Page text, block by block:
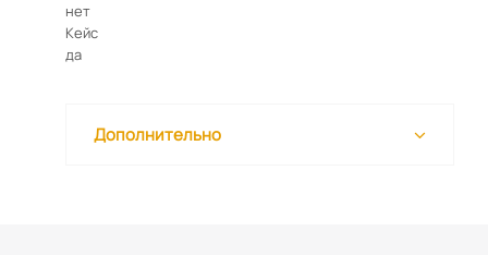
нет
Кейс
да
Дополнительно